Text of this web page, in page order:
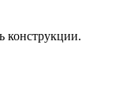
конструкции.